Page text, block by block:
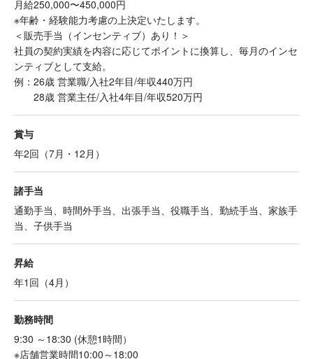
月給250,000〜450,000円
※年齢・経験能力考慮の上決定いたします。
＜販売手当（インセンティブ）あり！＞
社員の契約実績を内容に応じてポイントに換算し、毎月のインセ
ンティブとして支給。
例：26歳 営業職/入社2年目/年収440万円
28歳 営業主任/入社4年目/年収520万円
賞与
年2回（7月・12月）
諸手当
通勤手当、時間外手当、出張手当、役職手当、勤続手当、家族手
当、子供手当
昇給
年1回（4月）
勤務時間
9:30 ～18:30 (休憩1時間）
※店舗営業時間10:00～18:00